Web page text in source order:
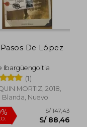
De López
Ibargüengoitia
(1)
MORTIZ, 2018,
Blanda, Nuevo